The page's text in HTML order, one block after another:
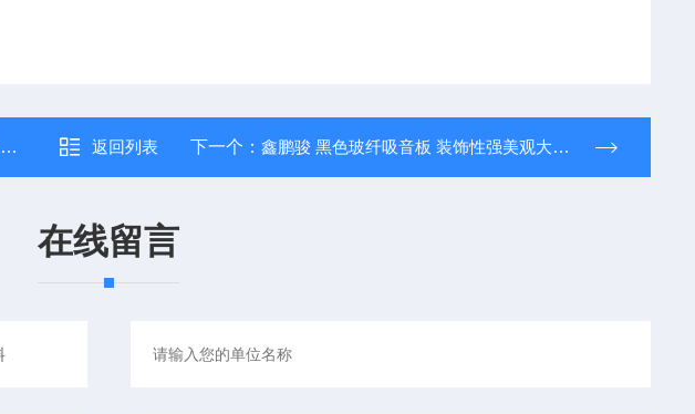
返回列表 下一个： 鑫鹏骏 黑色玻纤吸音板 装饰性强美观大方 防水防潮 全国配送
在线留言